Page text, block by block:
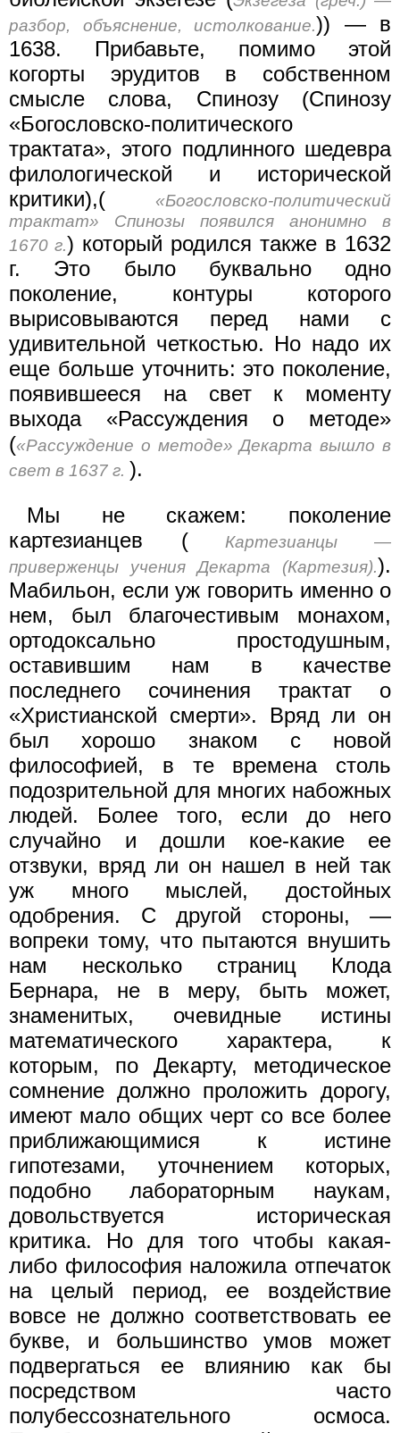
разбор, объяснение, истолкование.)) — в
1638. Прибавьте, помимо этой
когорты эрудитов в собственном
смысле слова, Спинозу (Спинозу
«Богословско-политического
трактата», этого подлинного шедевра
филологической и исторической
критики),( «Богословско-политический
трактат» Спинозы появился анонимно в
1670 г.) который родился также в 1632
г. Это было буквально одно
поколение, контуры которого
вырисовываются перед нами с
удивительной четкостью. Но надо их
еще больше уточнить: это поколение,
появившееся на свет к моменту
выхода «Рассуждения о методе»
(«Рассуждение о методе» Декарта вышло в
свет в 1637 г. ).
Мы не скажем: поколение
картезианцев ( Картезианцы —
приверженцы учения Декарта (Картезия).).
Мабильон, если уж говорить именно о
нем, был благочестивым монахом,
ортодоксально простодушным,
оставившим нам в качестве
последнего сочинения трактат о
«Христианской смерти». Вряд ли он
был хорошо знаком с новой
философией, в те времена столь
подозрительной для многих набожных
людей. Более того, если до него
случайно и дошли кое-какие ее
отзвуки, вряд ли он нашел в ней так
уж много мыслей, достойных
одобрения. С другой стороны, —
вопреки тому, что пытаются внушить
нам несколько страниц Клода
Бернара, не в меру, быть может,
знаменитых, очевидные истины
математического характера, к
которым, по Декарту, методическое
сомнение должно проложить дорогу,
имеют мало общих черт со все более
приближающимися к истине
гипотезами, уточнением которых,
подобно лабораторным наукам,
довольствуется историческая
критика. Но для того чтобы какая-
либо философия наложила отпечаток
на целый период, ее воздействие
вовсе не должно соответствовать ее
букве, и большинство умов может
подвергаться ее влиянию как бы
посредством часто
полубессознательного осмоса.